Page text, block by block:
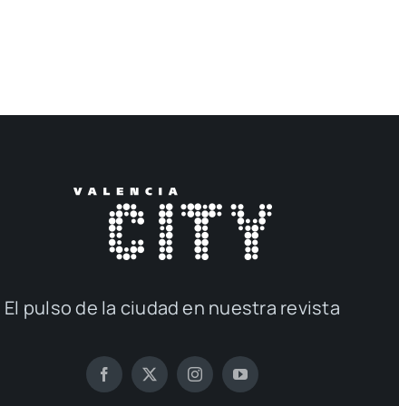
El pul­so de la ciu­dad en nues­tra revis­ta